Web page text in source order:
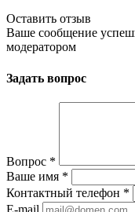
Оставить отзыв
Ваше сообщение
модератором
Задать вопрос
Вопрос *
Ваше имя *
Контактный телефон *
E-mail